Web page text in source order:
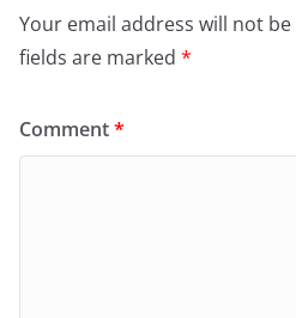
Your email address will not
fields are marked *
Comment*